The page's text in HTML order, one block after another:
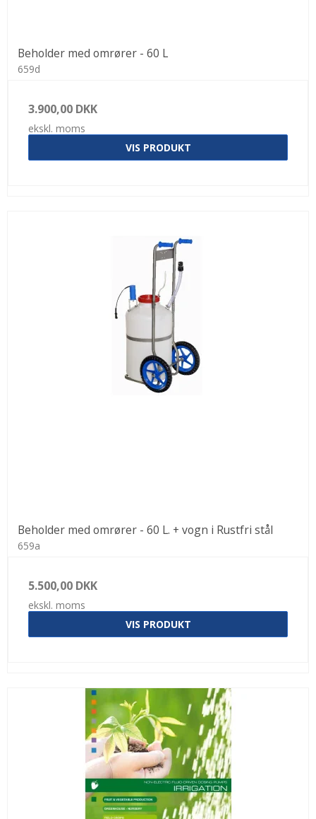
Beholder med omrører - 60 L
659d
3.900,00 DKK
ekskl. moms
VIS PRODUKT
Beholder med omrører - 60 L. + vogn i Rustfri stål
659a
5.500,00 DKK
ekskl. moms
VIS PRODUKT